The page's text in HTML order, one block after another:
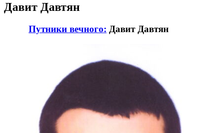
Давит Давтян
Путники вечного: Давит Давтян